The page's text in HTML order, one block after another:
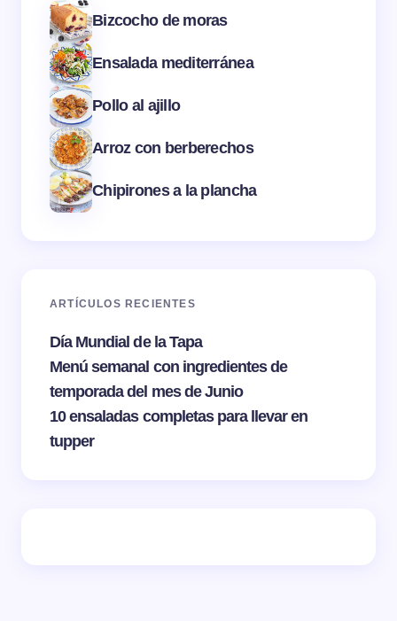
Bizcocho de moras
Ensalada mediterránea
Pollo al ajillo
Arroz con berberechos
Chipirones a la plancha
ARTÍCULOS RECIENTES
Día Mundial de la Tapa
Menú semanal con ingredientes de
temporada del mes de Junio
10 ensaladas completas para llevar en
tupper